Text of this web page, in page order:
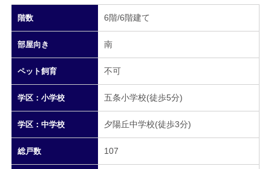
階数 6階/6階建て
部屋向き 南
ペット飼育 不可
学区：小学校 五条小学校(徒歩5分)
学区：中学校 夕陽丘中学校(徒歩3分)
総戸数 107